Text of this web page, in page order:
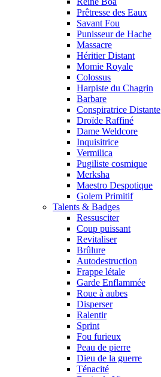
Prêtresse des Eaux
Savant Fou
Punisseur de Hache
Massacre
Héritier Distant
Momie Royale
Colossus
Harpiste du Chagrin
Barbare
Conspiratrice Distante
Droïde Raffiné
Dame Weldcore
Inquisitrice
Vermilica
Pugiliste cosmique
Merksha
Maestro Despotique
Golem Primitif
Talents & Badges
Ressusciter
Coup puissant
Revitaliser
Brûlure
Autodestruction
Frappe létale
Garde Enflammée
Roue à aubes
Disperser
Ralentir
Sprint
Fou furieux
Peau de pierre
Dieu de la guerre
Ténacité